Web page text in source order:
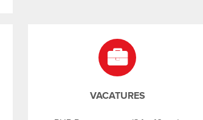
VACATURES